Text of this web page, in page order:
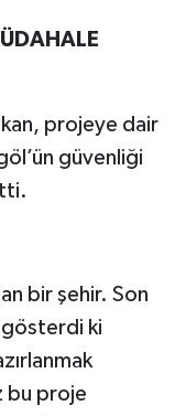
projeye dair
güvenliği
bir şehir. Son
gösterdi ki
bu proje